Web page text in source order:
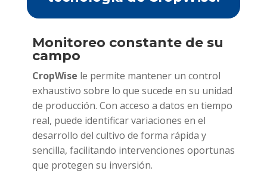
Monitoreo constante de su
campo
CropWise le permite mantener un control
exhaustivo sobre lo que sucede en su unidad
de producción. Con acceso a datos en tiempo
real, puede identificar variaciones en el
desarrollo del cultivo de forma rápida y
sencilla, facilitando intervenciones oportunas
que protegen su inversión.